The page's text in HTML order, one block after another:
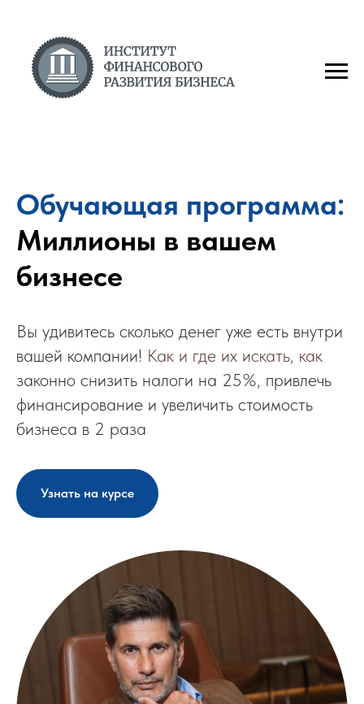
Обучающая программа:
Миллионы в вашем
бизнесе
Вы удивитесь сколько денег уже есть внутри
вашей компании! Как и где их искать, как
законно снизить налоги на 25%, привлечь
финансирование и увеличить стоимость
бизнеса в 2 раза
Узнать на курсе